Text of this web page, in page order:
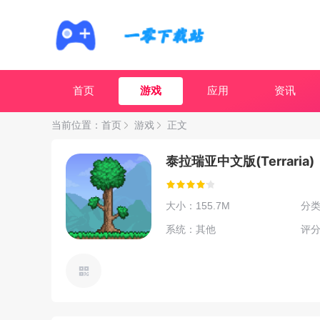
首页 游戏 应用 资讯
当前位置： 首页 游戏 正文
泰拉瑞亚中文版(Terraria)
大小：155.7M 分
系统：其他 评